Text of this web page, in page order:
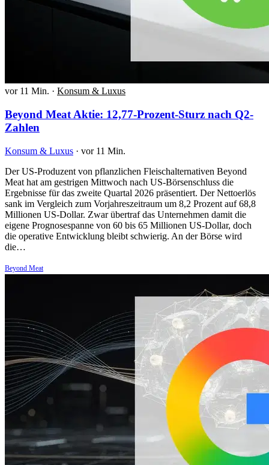
vor 11 Min. · Konsum & Luxus
Beyond Meat Aktie: 12,77-Prozent-Sturz nach Q2-
Zahlen
Konsum & Luxus · vor 11 Min.
Der US-Produzent von pflanzlichen Fleischalternativen Beyond
Meat hat am gestrigen Mittwoch nach US-Börsenschluss die
Ergebnisse für das zweite Quartal 2026 präsentiert. Der Nettoerlös
sank im Vergleich zum Vorjahreszeitraum um 8,2 Prozent auf 68,8
Millionen US-Dollar. Zwar übertraf das Unternehmen damit die
eigene Prognosespanne von 60 bis 65 Millionen US-Dollar, doch
die operative Entwicklung bleibt schwierig. An der Börse wird
die…
Beyond Meat